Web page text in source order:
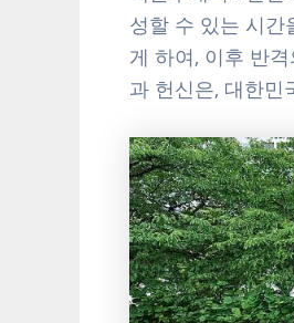
성할 수 있는 시간
게 하여, 이후 반
과 헌신은, 대한민